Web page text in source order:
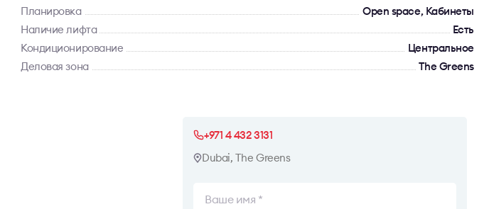
Планировка
Open space, Кабинеты
Наличие лифта
Есть
Кондиционирование
Центральное
Деловая зона
The Greens
+971 4 432 3131
Dubai, The Greens